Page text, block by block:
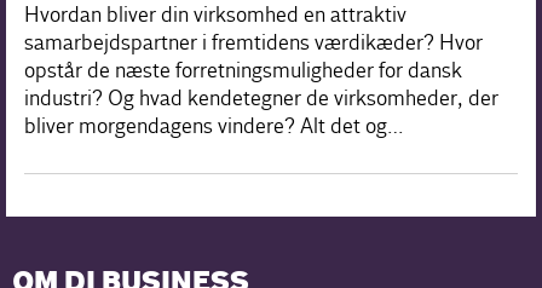
Hvordan bliver din virksomhed en attraktiv
samarbejdspartner i fremtidens værdikæder? Hvor
opstår de næste forretningsmuligheder for dansk
industri? Og hvad kendetegner de virksomheder, der
bliver morgendagens vindere? Alt det og…